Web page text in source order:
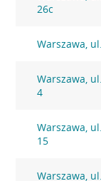
26c
Warszawa,
Warszawa,
4
Warszawa,
15
Warszawa,